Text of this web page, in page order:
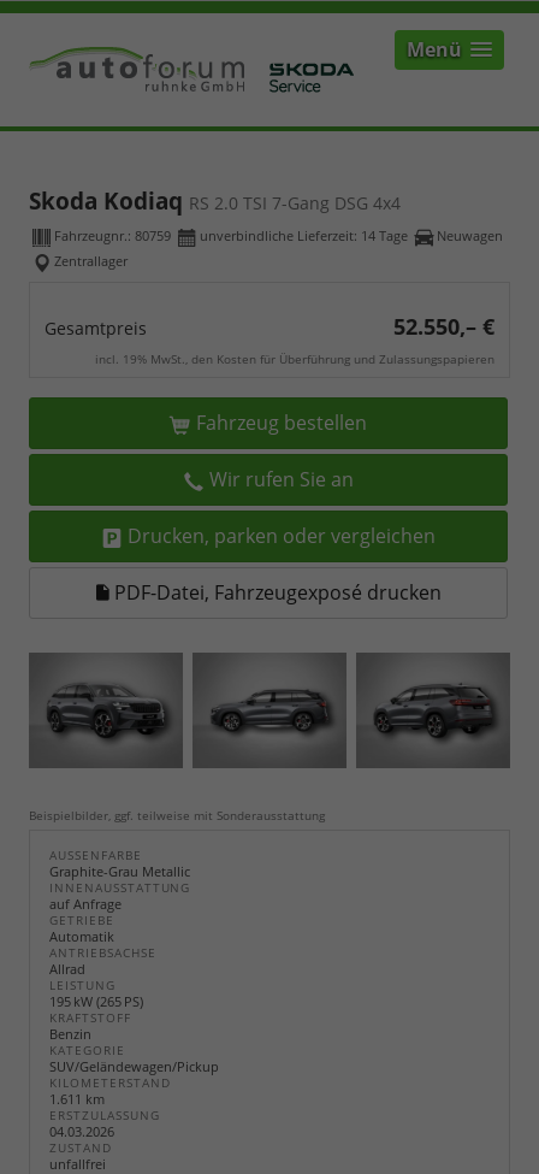
Menü
Skoda Kodiaq RS 2.0 TSI 7-Gang DSG 4x4
Fahrzeugnr.: 80759 unverbindliche Lieferzeit: 14 Tage
Neuwagen
Zentrallager
Gesamtpreis 52.550,– €
incl. 19% MwSt., den Kosten für Überführung und Zulassungspapieren
Fahrzeug bestellen
Wir rufen Sie an
Drucken, parken oder vergleichen
PDF-Datei, Fahrzeugexposé drucken
Beispielbilder, ggf. teilweise mit Sonderausstattung
AUSSENFARBE
Graphite-Grau Metallic
INNENAUSSTATTUNG
auf Anfrage
GETRIEBE
Automatik
ANTRIEBSACHSE
Allrad
LEISTUNG
195 kW (265 PS)
KRAFTSTOFF
Benzin
KATEGORIE
SUV/Geländewagen/Pickup
KILOMETERSTAND
1.611 km
ERSTZULASSUNG
04.03.2026
ZUSTAND
unfallfrei